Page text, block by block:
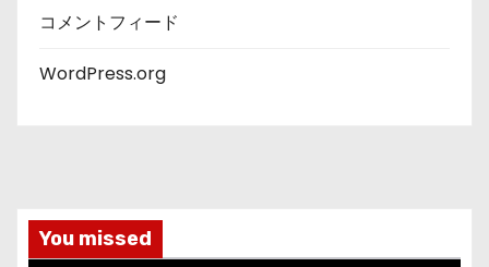
コメントフィード
WordPress.org
You missed